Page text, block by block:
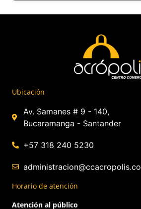
Ubicación
Av. Samanes # 9 - 140,
Bucaramanga - Santander
+57 318 240 5230
administracion@ccacropolis.co
Horario de atención
Atención al público